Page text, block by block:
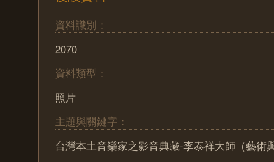
資料識別：
2070
資料類型：
照片
主題與關鍵字：
台灣本土音樂家之影音典藏-李泰祥大師（藝術